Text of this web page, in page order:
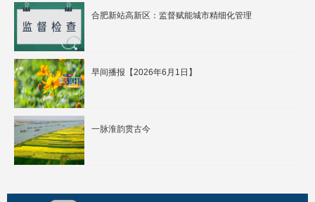
合肥新站高新区：监督赋能城市精细化管理
早间播报【2026年6月1日】
一脉淮韵贯古今